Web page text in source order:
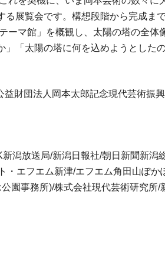
展覧会です。構想段階から完成ま
マ館」を概観し、太陽の塔の全
「太陽の塔に何を込めようとした
財団法人岡本太郎記念現代芸術振
潟放送局/新潟日報社/朝日新聞新
エフエム新津/エフエム角田山ぽ
園事務所)/株式会社現代芸術研究